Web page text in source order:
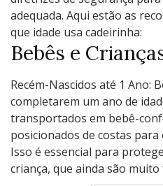
adequada. Aqui estão as
que idade usa cadeirinha:
Bebês e
Recém-Nascidos até 1 Ano:
completarem um ano de
transportados em bebê-
posicionados de costas
Isso é essencial para
criança, que ainda são muito